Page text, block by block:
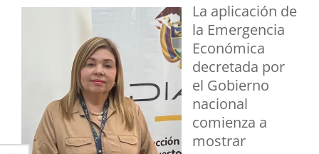
La aplicación de
la Emergencia
Económica
decretada por
el Gobierno
nacional
comienza a
mostrar